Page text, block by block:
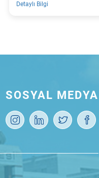
Detaylı Bilgi
SOSYAL MEDYA